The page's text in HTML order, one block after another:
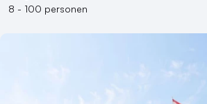
8 - 100 personen